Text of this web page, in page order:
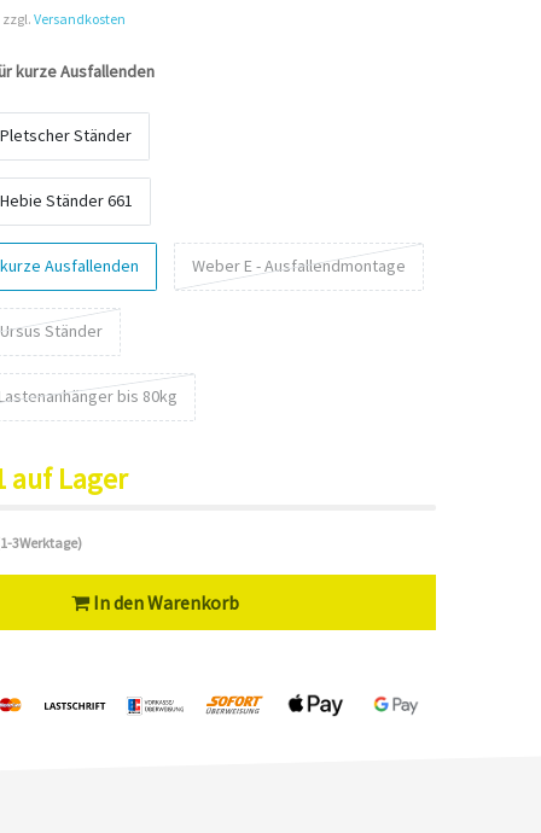
zzgl.Versandkosten
kurze Ausfallenden
Ständer
Ständer 661
Ausfallenden Weber E - Ausfallendmontage
Ständer
bis 80kg
auf Lager
3Werktage)
In den Warenkorb